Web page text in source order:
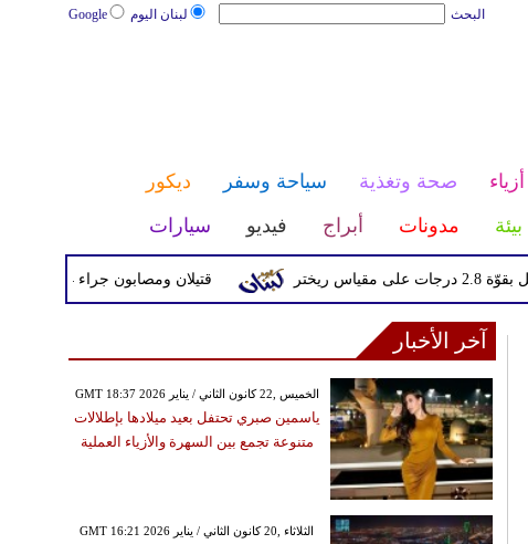
لبنان اليوم Google البحث
أزياء صحة وتغذية سياحة وسفر
ديكور
بيئة مدونات أبراج فيديو سيارات
قتيلان ومصابون جراء 14 غارة إسرائيلية على شرق وجنوب لبنان
آخر الأخبار
GMT 18:37 2026 الخميس ,22 كانون الثاني / يناير
ياسمين صبري تحتفل بعيد ميلادها بإطلالات
متنوعة تجمع بين السهرة والأزياء العملية
GMT 16:21 2026 الثلاثاء ,20 كانون الثاني / يناير